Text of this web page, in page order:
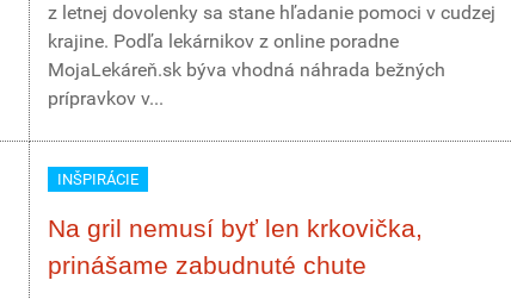
z letnej dovolenky sa stane hľadanie pomoci v cudzej
krajine. Podľa lekárnikov z online poradne
MojaLekáreň.sk býva vhodná náhrada bežných
prípravkov v...
INŠPIRÁCIE
Na gril nemusí byť len krkovička,
prinášame zabudnuté chute